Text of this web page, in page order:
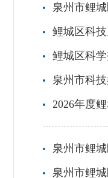
泉州市鲤
鲤城区科
鲤城区科
泉州市科
2026年度
泉州市鲤
泉州市鲤